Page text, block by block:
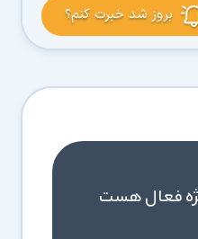
بروز شد خبرت کنم؟
فعال هست